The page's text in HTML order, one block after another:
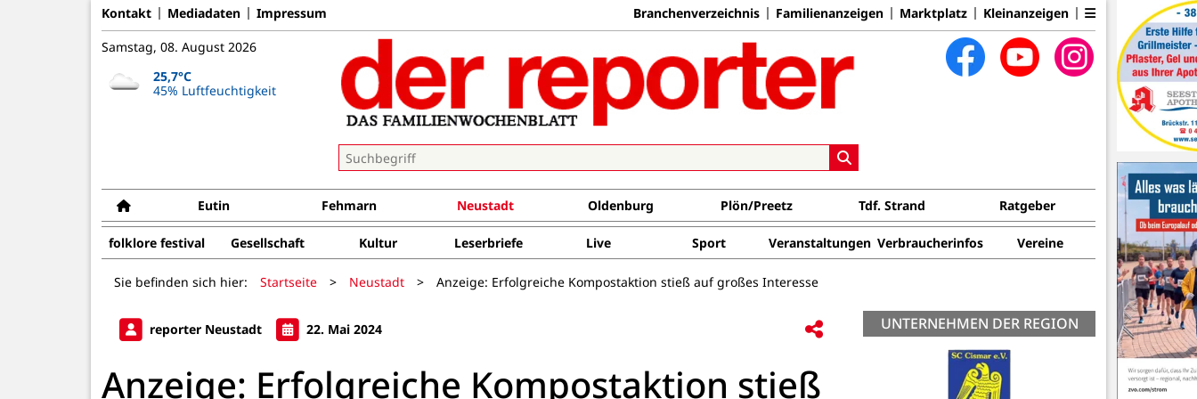
Kontakt Mediadaten Impressum Branchenverzeichnis Familienanzeigen Marktplatz Kleinanzeigen
Samstag, 08. August 2026
25,7°C
45% Luftfeuchtigkeit
Eutin Fehmarn Neustadt Oldenburg Plön/Preetz Tdf. Strand Ratgeber
folklore festival Gesellschaft Kultur Leserbriefe Live Sport Veranstaltungen Verbraucherinfos Vereine
Sie befinden sich hier: Startseite > Neustadt > Anzeige: Erfolgreiche Kompostaktion stieß auf großes Interesse
reporter Neustadt 22. Mai 2024
Anzeige: Erfolgreiche Kompostaktion stieß
UNTERNEHMEN DER REGION